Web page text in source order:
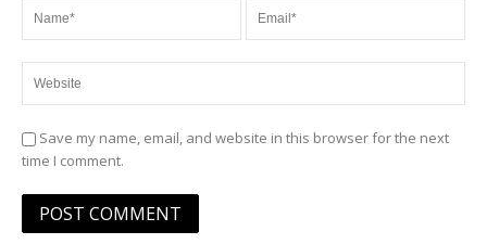
Save my name, email, and website in this browser for the next
time I comment.